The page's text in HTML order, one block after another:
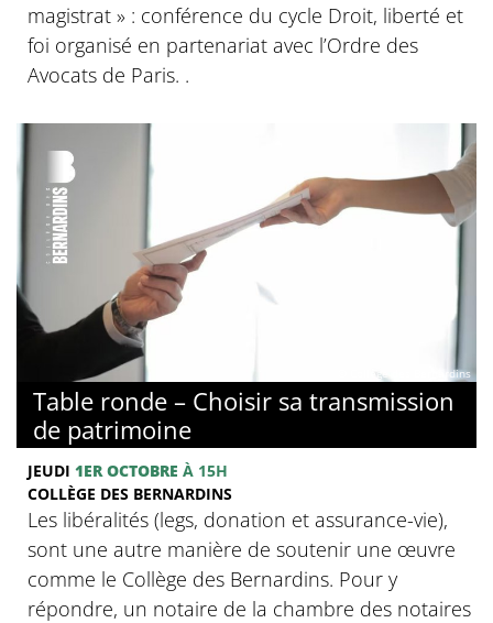
magistrat » : conférence du cycle Droit, liberté et
foi organisé en partenariat avec l’Ordre des
Avocats de Paris. .
© Collège des Bernardins
Table ronde – Choisir sa transmission
de patrimoine
JEUDI 1ER OCTOBRE À 15H
COLLÈGE DES BERNARDINS
Les libéralités (legs, donation et assurance-vie),
sont une autre manière de soutenir une œuvre
comme le Collège des Bernardins. Pour y
répondre, un notaire de la chambre des notaires